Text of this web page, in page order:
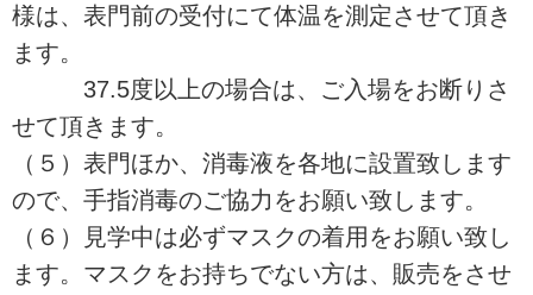
様は、表門前の受付にて体温を測定させて頂き
ます。
37.5度以上の場合は、ご入場をお断りさ
せて頂きます。
（５）表門ほか、消毒液を各地に設置致します
ので、手指消毒のご協力をお願い致します。
（６）見学中は必ずマスクの着用をお願い致し
ます。マスクをお持ちでない方は、販売をさせ